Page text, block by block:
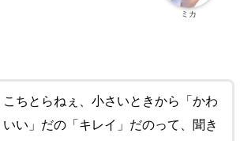
ミカ
こちとらねぇ、小さいときから「かわ
いい」だの「キレイ」だのって、聞き